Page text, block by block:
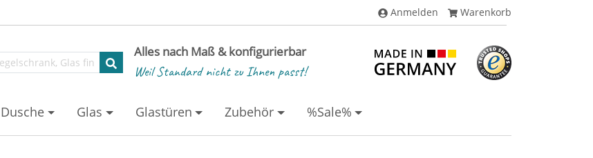
Anmelden Warenkorb
Alles nach Maß & konfigurierbar
Weil Standard nicht zu Ihnen passt!
Dusche Glas Glastüren Zubehör %Sale%